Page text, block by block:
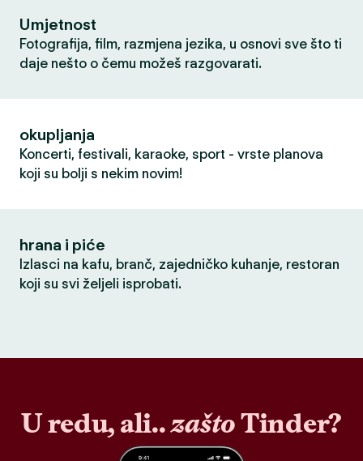
Umjetnost
Fotografija, film, razmjena jezika, u osnovi sve što ti
daje nešto o čemu možeš razgovarati.
okupljanja
Koncerti, festivali, karaoke, sport - vrste planova
koji su bolji s nekim novim!
hrana i piće
Izlasci na kafu, branč, zajedničko kuhanje, restoran
koji su svi željeli isprobati.
U redu, ali..zaštoTinder?